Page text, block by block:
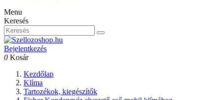
Menu
Keresés
Bejelentkezés
0 Kosár
Kezdőlap
Klíma
Tartozékok, kiegészítők